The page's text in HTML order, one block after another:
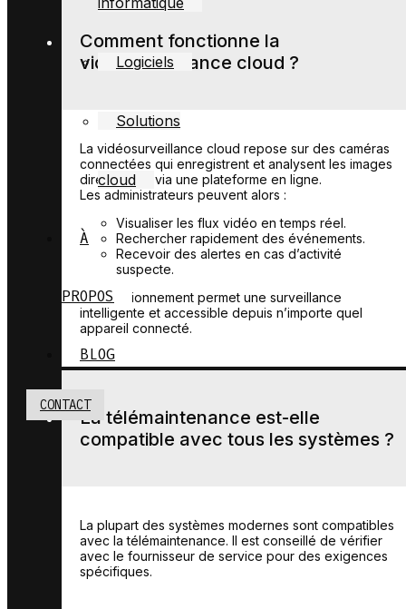
Logiciels
Solutions
cloud
À
PROPOS
BLOG
CONTACT
Comment fonctionne la
vidéosurveillance cloud ?
La vidéosurveillance cloud repose sur des caméras
connectées qui enregistrent et analysent les images
directement via une plateforme en ligne.
Les administrateurs peuvent alors :
Visualiser les flux vidéo en temps réel.
Rechercher rapidement des événements.
Recevoir des alertes en cas d’activité
suspecte.
Ce fonctionnement permet une surveillance
intelligente et accessible depuis n’importe quel
appareil connecté.
La télémaintenance est-elle
compatible avec tous les systèmes ?
La plupart des systèmes modernes sont compatibles
avec la télémaintenance. Il est conseillé de vérifier
avec le fournisseur de service pour des exigences
spécifiques.